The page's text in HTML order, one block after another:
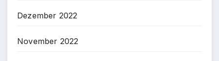
Dezember 2022
November 2022